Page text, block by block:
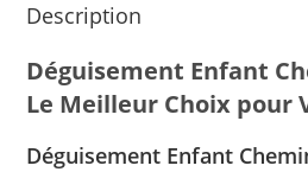
Description
Déguisement Enfant
Le Meilleur Choix pour
Déguisement Enfant